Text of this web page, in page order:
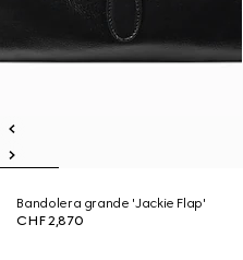
Bandolera grande 'Jackie Flap'
CHF 2,870